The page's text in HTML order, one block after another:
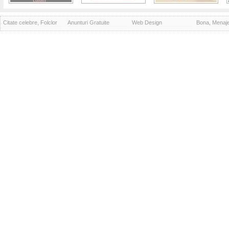
Citate celebre, Folclor Anunturi Gratuite Web Design Bona,